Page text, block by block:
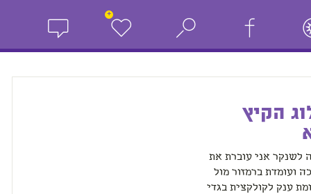
+
הקיץ
לשנקר אני עוברת את
ועומדת ברמזור מול
ענק לקולקצית בגדי